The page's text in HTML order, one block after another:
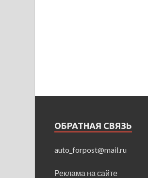
ОБРАТНАЯ СВЯЗЬ
auto_forpost@mail.ru
Реклама на сайте